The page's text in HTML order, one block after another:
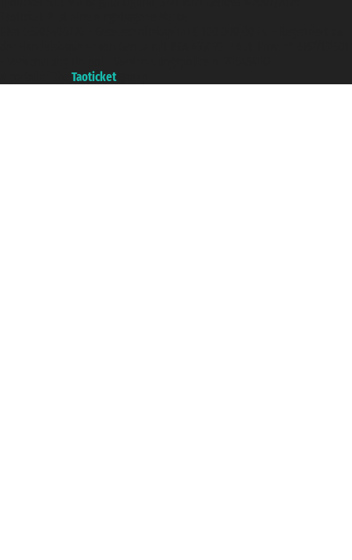
Taoticket